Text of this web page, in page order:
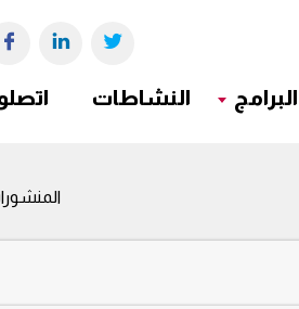
البرامج النشاطات